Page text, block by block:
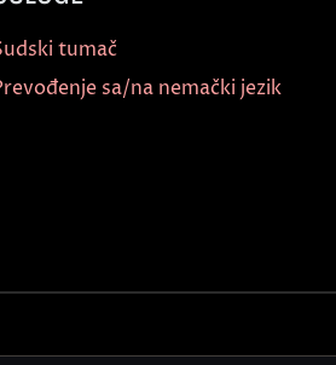
tumač
sa/na nemački jezik